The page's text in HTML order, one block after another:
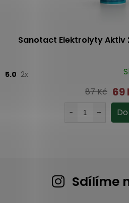
Sanotact Elektrolyty
5.0 2x
87 Kč 69
Sdílíme